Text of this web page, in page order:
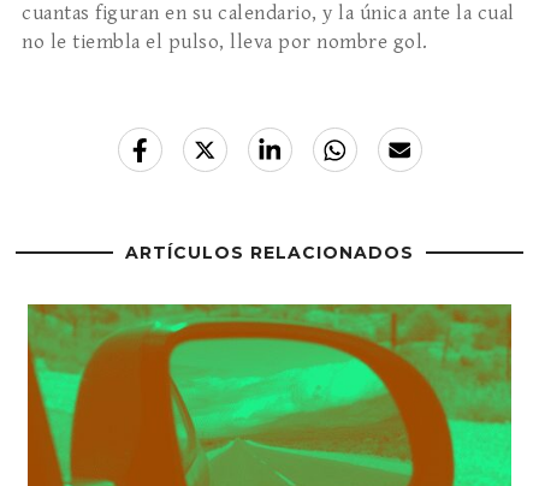
cuantas figuran en su calendario, y la única ante la cual
no le tiembla el pulso, lleva por nombre gol.
ARTÍCULOS RELACIONADOS